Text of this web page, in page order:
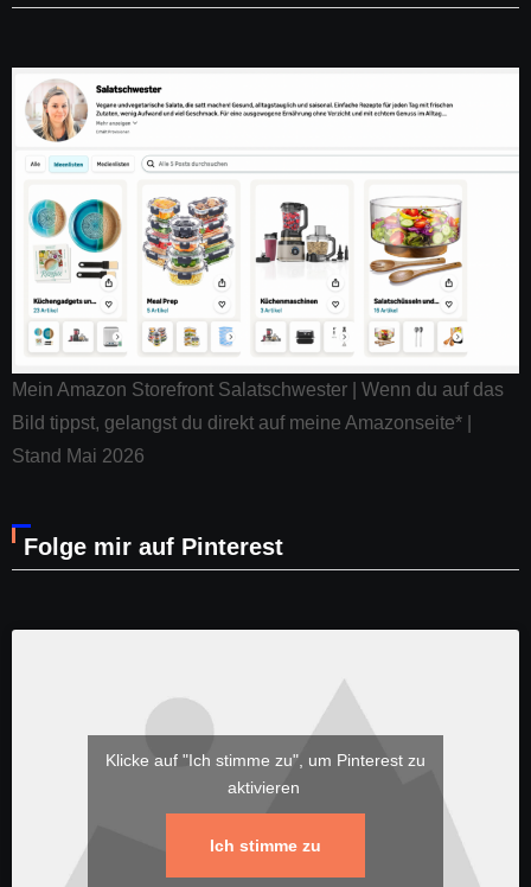
Mein Amazon Storefront Salatschwester | Wenn du auf das
Bild tippst, gelangst du direkt auf meine Amazonseite* |
Stand Mai 2026
Folge mir auf Pinterest
Klicke auf "Ich stimme zu", um Pinterest zu
aktivieren
Ich stimme zu